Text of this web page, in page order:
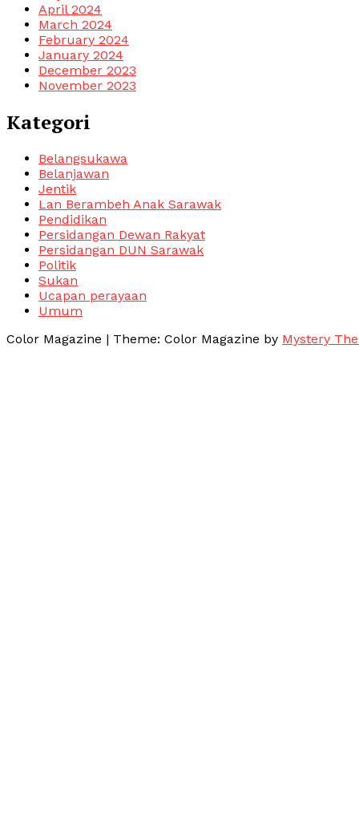
April 2024
March 2024
February 2024
January 2024
December 2023
November 2023
Kategori
Belangsukawa
Belanjawan
Jentik
Lan Berambeh Anak Sarawak
Pendidikan
Persidangan Dewan Rakyat
Persidangan DUN Sarawak
Politik
Sukan
Ucapan perayaan
Umum
Color Magazine | Theme: Color Magazine by Mystery